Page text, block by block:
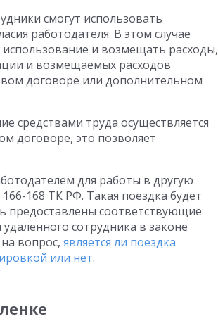
смогут использовать
работодателя. В этом случае
и возмещать расходы,
и возмещаемых расходов
договоре или дополнительном
средствами труда осуществляется
договоре, это позволяет
для работы в другую
168 ТК РФ. Такая поездка будет
предоставлены соответствующие
сотрудника в законе
вопрос, является ли поездка
или нет.